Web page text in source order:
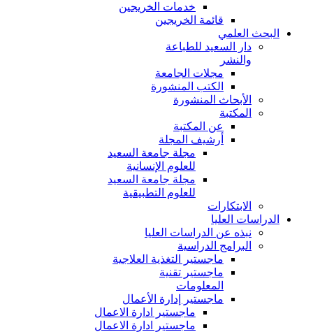
خدمات الخريجين
قائمة الخريجين
البحث العلمي
دار السعيد للطباعة
والنشر
مجلات الجامعة
الكتب المنشورة
الأبحاث المنشورة
المكتبة
عن المكتبة
أرشيف المجلة
مجلة جامعة السعيد
للعلوم الإنسانية
مجلة جامعة السعيد
للعلوم التطبيقية
الابتكارات
الدراسات العليا
نبذه عن الدراسات العليا
البرامج الدراسية
ماجستير التغذية العلاجية
ماجستير تقنية
المعلومات
ماجستير إدارة الأعمال
ماجستير ادارة الاعمال
ماجستير ادارة الاعمال